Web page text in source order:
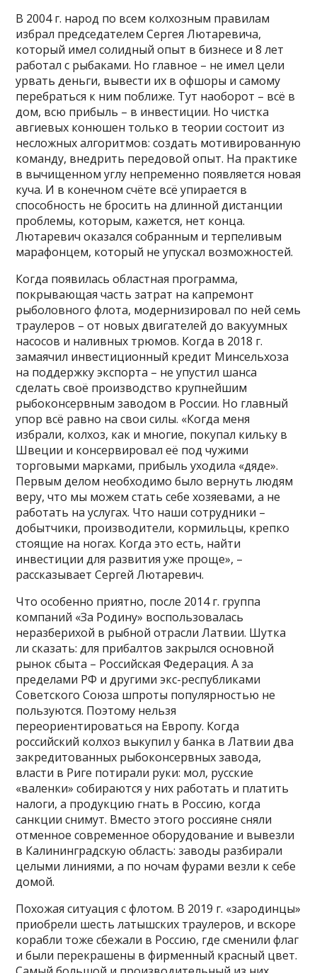
В 2004 г. народ по всем колхозным правилам
избрал председателем Сергея Лютаревича,
который имел солидный опыт в бизнесе и 8 лет
работал с рыбаками. Но главное – не имел цели
урвать деньги, вывести их в офшоры и самому
перебраться к ним поближе. Тут наоборот – всё в
дом, всю прибыль – в инвестиции. Но чистка
авгиевых конюшен только в теории состоит из
несложных алгоритмов: создать мотивированную
команду, внедрить передовой опыт. На практике
в вычищенном углу непременно появляется новая
куча. И в конечном счёте всё упирается в
способность не бросить на длинной дистанции
проблемы, которым, кажется, нет конца.
Лютаревич оказался собранным и терпеливым
марафонцем, который не упускал возможностей.
Когда появилась областная программа,
покрывающая часть затрат на капремонт
рыболовного флота, модернизировал по ней семь
траулеров – от новых двигателей до вакуумных
насосов и наливных трюмов. Когда в 2018 г.
замаячил инвестиционный кредит Минсельхоза
на поддержку экспорта – не упустил шанса
сделать своё производство крупнейшим
рыбоконсервным заводом в России. Но главный
упор всё равно на свои силы. «Когда меня
избрали, колхоз, как и многие, покупал кильку в
Швеции и консервировал её под чужими
торговыми марками, прибыль уходила «дяде».
Первым делом необходимо было вернуть людям
веру, что мы можем стать себе хозяевами, а не
работать на услугах. Что наши сотрудники –
добытчики, производители, кормильцы, крепко
стоящие на ногах. Когда это есть, найти
инвестиции для развития уже проще», –
рассказывает Сергей Лютаревич.
Что особенно приятно, после 2014 г. группа
компаний «За Родину» воспользовалась
неразберихой в рыбной отрасли Латвии. Шутка
ли сказать: для прибалтов закрылся основной
рынок сбыта – Российская Федерация. А за
пределами РФ и другими экс-республиками
Советского Союза шпроты популярностью не
пользуются. Поэтому нельзя
переориентироваться на Европу. Когда
российский колхоз выкупил у банка в Латвии два
закредитованных рыбоконсервных завода,
власти в Риге потирали руки: мол, русские
«валенки» собираются у них работать и платить
налоги, а продукцию гнать в Россию, когда
санкции снимут. Вместо этого россияне сняли
отменное современное оборудование и вывезли
в Калининградскую область: заводы разбирали
целыми линиями, а по ночам фурами везли к себе
домой.
Похожая ситуация с флотом. В 2019 г. «зародинцы»
приобрели шесть латышских траулеров, и вскоре
корабли тоже сбежали в Россию, где сменили флаг
и были перекрашены в фирменный красный цвет.